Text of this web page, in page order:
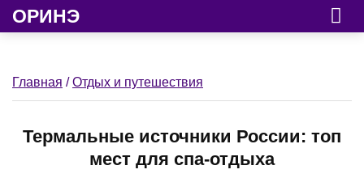
ОРИНЭ
Главная /Отдых и путешествия
Термальные источники России: топ
мест для спа-отдыха